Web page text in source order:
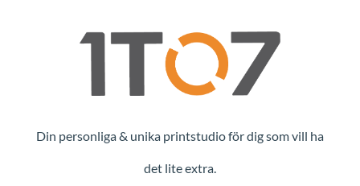
Din personliga & unika printstudio för dig som vill ha
det lite extra.